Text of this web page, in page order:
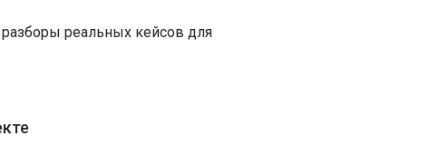
реальных кейсов для